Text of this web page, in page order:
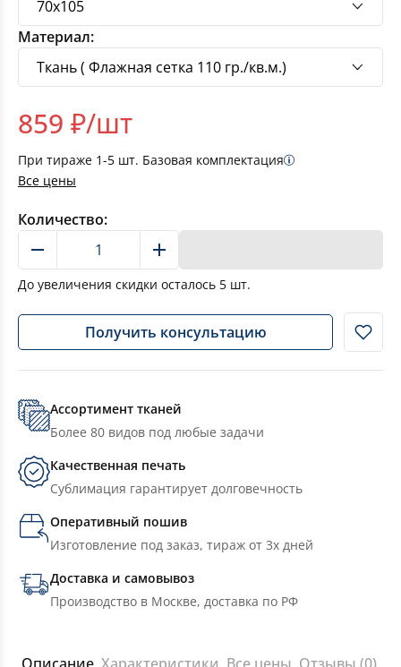
Материал:
859 ₽/шт
При тираже 1-5 шт. Базовая комплектация
Все цены
Количество:
До увеличения скидки осталось 5 шт.
Получить консультацию
Ассортимент тканей
Более 80 видов под любые задачи
Качественная печать
Сублимация гарантирует долговечность
Оперативный пошив
Изготовление под заказ, тираж от 3х дней
Доставка и самовывоз
Производство в Москве, доставка по РФ